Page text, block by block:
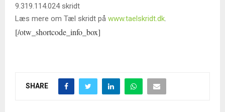
9.319.114.024 skridt
Læs mere om Tæl skridt på www.taelskridt.dk.
[/otw_shortcode_info_box]
SHARE